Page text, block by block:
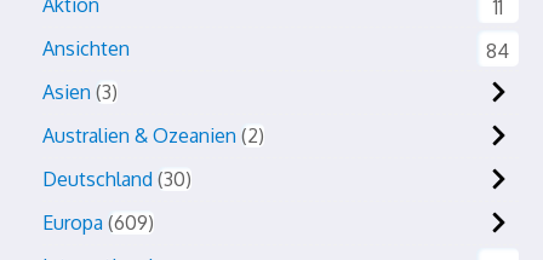
Aktion
11
Ansichten
84
Asien 3
Australien & Ozeanien 2
Deutschland 30
Europa 609